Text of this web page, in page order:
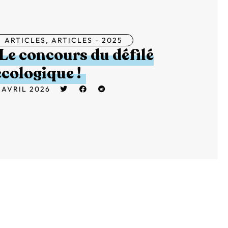
ARTICLES, ARTICLES - 2025
concours du défilé
!
2026